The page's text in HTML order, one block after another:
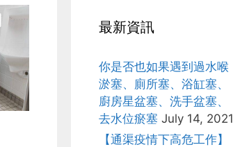
最新資訊
你是否也如果遇到過水喉
淤塞、廁所塞、浴缸塞、
廚房星盆塞、洗手盆塞、
去水位瘀塞 July 14, 2021
【通渠疫情下高危工作】